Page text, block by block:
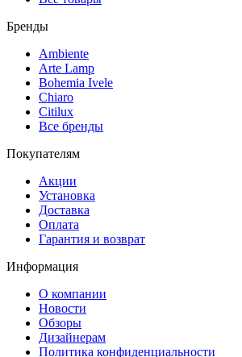
Бренды
Ambiente
Arte Lamp
Bohemia Ivele
Chiaro
Citilux
Все бренды
Покупателям
Акции
Установка
Доставка
Оплата
Гарантия и возврат
Информация
О компании
Новости
Обзоры
Дизайнерам
Политика конфиденциальности